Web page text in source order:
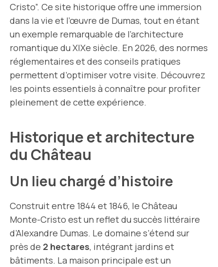
Cristo”. Ce site historique offre une immersion
dans la vie et l’œuvre de Dumas, tout en étant
un exemple remarquable de l’architecture
romantique du XIXe siècle. En 2026, des normes
réglementaires et des conseils pratiques
permettent d’optimiser votre visite. Découvrez
les points essentiels à connaître pour profiter
pleinement de cette expérience.
Historique et architecture
du Château
Un lieu chargé d’histoire
Construit entre 1844 et 1846, le Château
Monte-Cristo est un reflet du succès littéraire
d’Alexandre Dumas. Le domaine s’étend sur
près de 2 hectares, intégrant jardins et
bâtiments. La maison principale est un